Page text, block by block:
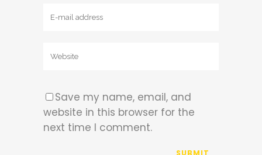
Save my name, email, and
website in this browser for the
next time I comment.